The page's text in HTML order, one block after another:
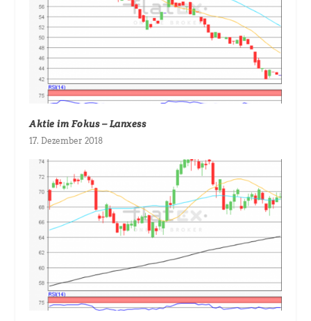
Aktie im Fokus – Lanxess
17. Dezember 2018